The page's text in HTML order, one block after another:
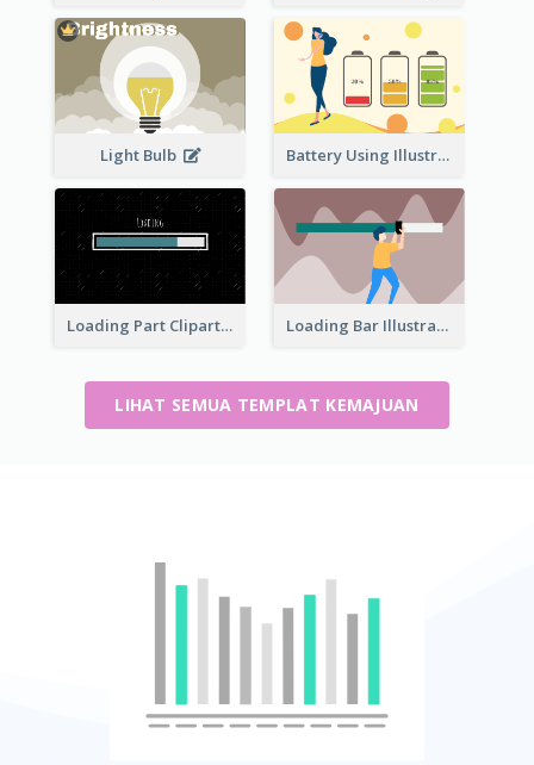
Light Bulb Battery Using Illustration
Loading Part Clipart Loading Bar Illustration
LIHAT SEMUA TEMPLAT KEMAJUAN